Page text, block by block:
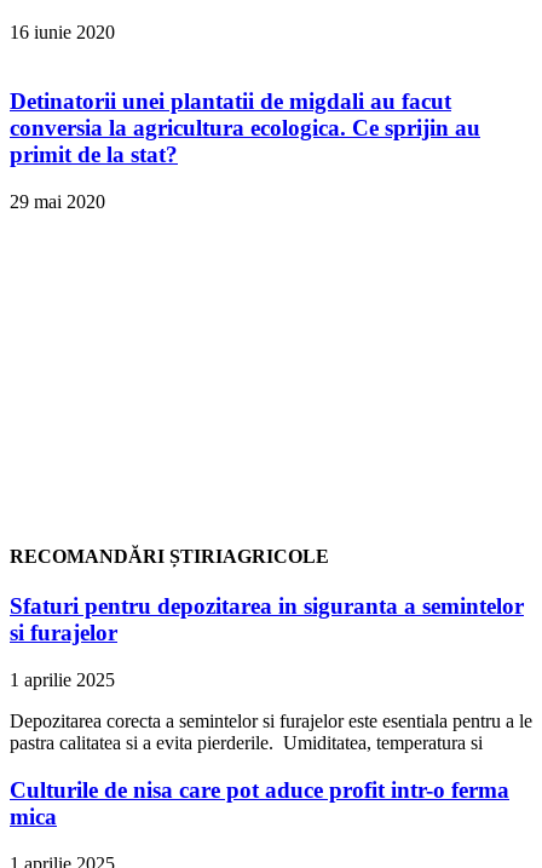
16 iunie 2020
Detinatorii unei plantatii de migdali au facut
conversia la agricultura ecologica. Ce sprijin au
primit de la stat?
29 mai 2020
RECOMANDĂRI ȘTIRIAGRICOLE
Sfaturi pentru depozitarea in siguranta a semintelor
si furajelor
1 aprilie 2025
Depozitarea corecta a semintelor si furajelor este esentiala pentru a le
pastra calitatea si a evita pierderile. Umiditatea, temperatura si
Culturile de nisa care pot aduce profit intr-o ferma
mica
1 aprilie 2025